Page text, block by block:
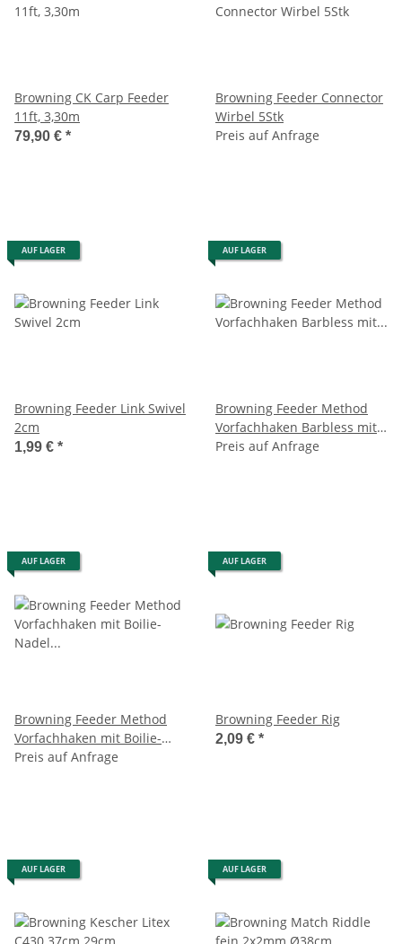
Browning CK Carp Feeder
11ft, 3,30m
79,90 € *
Browning Feeder Connector
Wirbel 5Stk
Preis auf Anfrage
AUF LAGER
Browning Feeder Link Swivel
2cm
1,99 € *
AUF LAGER
Browning Feeder Method
Vorfachhaken Barbless mit
Pellet-Band Vorfach 10cm
Preis auf Anfrage
AUF LAGER
Browning Feeder Method
Vorfachhaken mit Boilie-
Nadel Bronze 10cm
Preis auf Anfrage
AUF LAGER
Browning Feeder Rig
2,09 € *
AUF LAGER AUF LAGER